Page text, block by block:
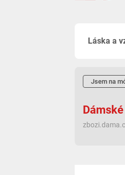
Láska a
Jsem na